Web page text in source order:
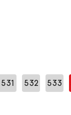
531 532 533